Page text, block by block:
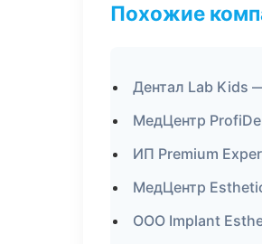
Похожие
Дентал Lab Kids
МедЦентр
ИП Premium
МедЦентр
ООО Implant